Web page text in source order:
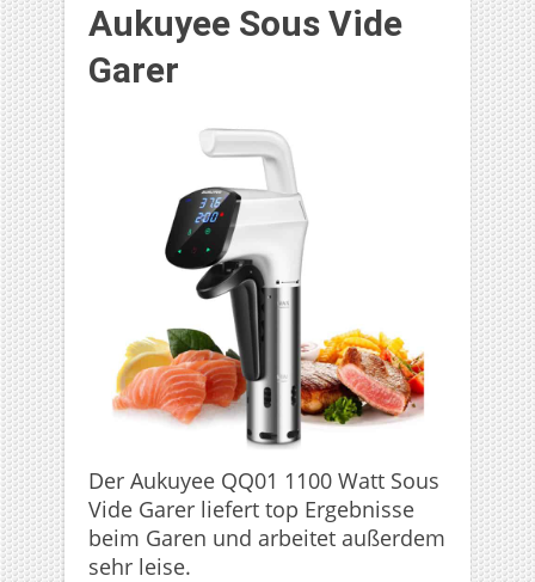
Aukuyee Sous Vide
Garer
Der Aukuyee QQ01 1100 Watt Sous
Vide Garer liefert top Ergebnisse
beim Garen und arbeitet außerdem
sehr leise.